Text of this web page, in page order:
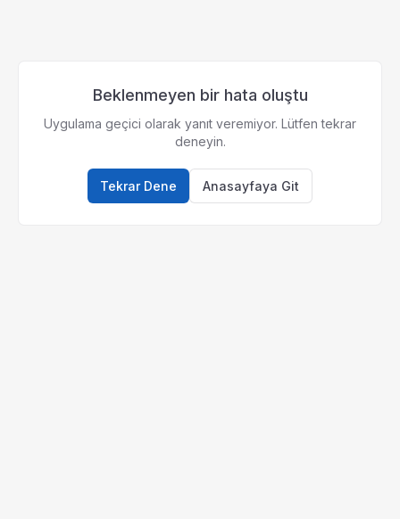
Beklenmeyen bir hata oluştu
Uygulama geçici olarak yanıt veremiyor. Lütfen tekrar
deneyin.
Tekrar Dene Anasayfaya Git